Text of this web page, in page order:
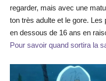
regarder, mais avec une
ton très adulte et le gore.
en dessous de 16 ans en
Pour savoir quand sortira la